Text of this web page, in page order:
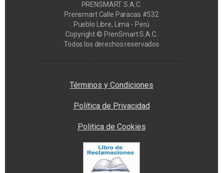
PRENSMART S.A.C.
Prensmart Calle Paracas #532
Pueblo Libre, Lima - Perú
Copyright © PrenSmart S.A.C.
Todos los derechos reservados
Términos y Condiciones
Política de Privacidad
Politica de Cookies